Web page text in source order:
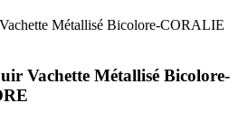
Vachette Métallisé Bicolore-